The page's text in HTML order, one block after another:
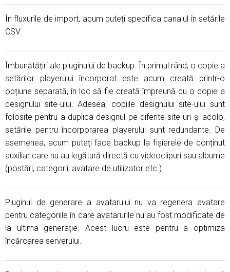
În fluxurile de import, acum puteți specifica canalul în setările
CSV.
Îmbunătățiri ale pluginului de backup. În primul rând, o copie a
setărilor playerului încorporat este acum creată printr-o
opțiune separată, în loc să fie creată împreună cu o copie a
designului site-ului. Adesea, copiile designului site-ului sunt
folosite pentru a duplica designul pe diferite site-uri și acolo,
setările pentru încorporarea playerului sunt redundante. De
asemenea, acum puteți face backup la fișierele de conținut
auxiliar care nu au legătură directă cu videoclipuri sau albume
(postări, categorii, avatare de utilizator etc.).
Pluginul de generare a avatarului nu va regenera avatare
pentru categoriile în care avatarurile nu au fost modificate de
la ultima generație. Acest lucru este pentru a optimiza
încărcarea serverului.